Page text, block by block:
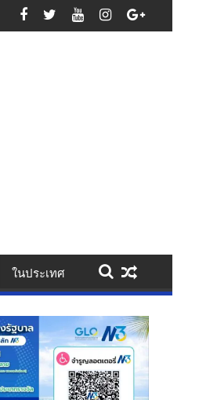
1.1 กก. ยาบ้า 61 เม็ด สารภาพรับจ้างส่งย
ในประเทศ